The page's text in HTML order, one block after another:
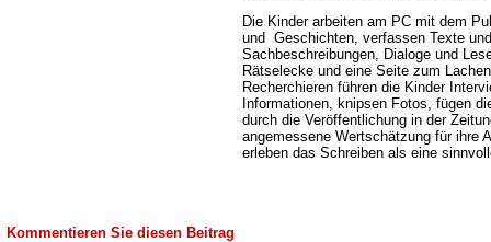
Die Kinder arbeiten am PC mit dem
und Geschichten, verfassen Texte
Sachbeschreibungen, Dialoge und
Rätselecke und eine Seite zum
Recherchieren führen die Kinder
Informationen, knipsen Fotos, fügen
durch die Veröffentlichung in der
angemessene Wertschätzung für ihre
erleben das Schreiben als eine
Kommentieren Sie diesen Beitrag